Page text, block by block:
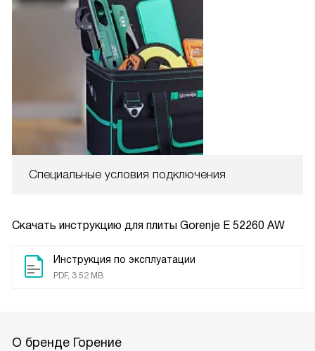
Специальные условия подключения
Скачать инструкцию для плиты Gorenje E 52260 AW
Инструкция по эксплуатации
PDF, 3.52 MB
О бренде Горение